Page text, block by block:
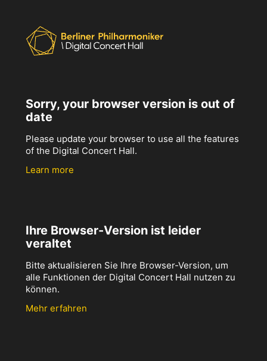
Sorry, your browser version is out of
date
Please update your browser to use all the features
of the Digital Concert Hall.
Learn more
Ihre Browser-Version ist leider
veraltet
Bitte aktualisieren Sie Ihre Browser-Version, um
alle Funktionen der Digital Concert Hall nutzen zu
können.
Mehr erfahren